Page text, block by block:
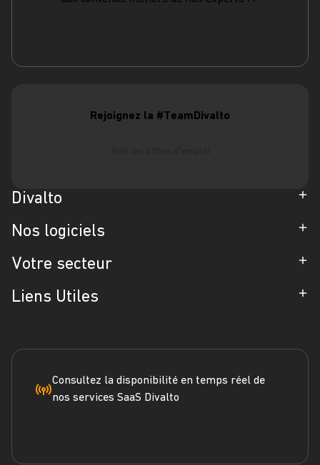
Rejoignez la #TeamDivalto
Divalto
Entreprise
Partenaires
Blog
Engagement RSE
Nos logiciels
ERP
CRM
Votre secteur
Industrie
Liens Utiles
Marketplace
Dossier ERP
Consultez la disponibilité en temps réel de
nos services SaaS Divalto